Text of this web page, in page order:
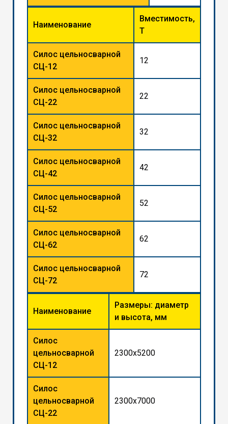
Наименование
Вместимость,
Т
Силос цельносварной
СЦ-12
12
Силос цельносварной
СЦ-22
22
Силос цельносварной
СЦ-32
32
Силос цельносварной
СЦ-42
42
Силос цельносварной
СЦ-52
52
Силос цельносварной
СЦ-62
62
Силос цельносварной
СЦ-72
72
Наименование
Размеры: диаметр
и высота, мм
Силос
цельносварной
СЦ-12
2300x5200
Силос
цельносварной
СЦ-22
2300x7000